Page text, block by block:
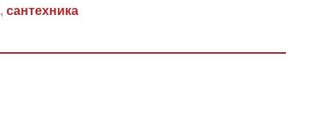
, сантехника